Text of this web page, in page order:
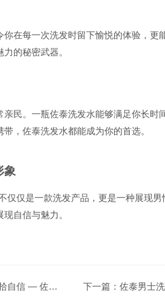
在每一次洗发时留下愉悦的体验，更
的秘密武器。
民。一瓶佐泰洗发水能够满足你长时
，佐泰洗发水都能成为你的首选。
象
仅仅是一款洗发产品，更是一种展现
自信与魅力。
www.zoeto.com.cn/ 下一篇： 佐泰男士洗发水，